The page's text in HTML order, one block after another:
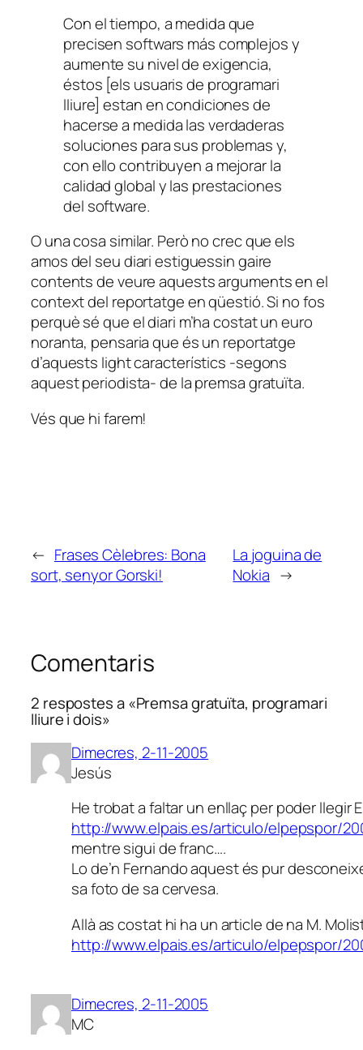
Con el tiempo, a medida que
precisen softwars más complejos y
aumente su nivel de exigencia,
éstos [els usuaris de programari
lliure] estan en condiciones de
hacerse a medida las verdaderas
soluciones para sus problemas y,
con ello contribuyen a mejorar la
calidad global y las prestaciones
del software.
O una cosa similar. Però no crec que els
amos del seu diari estiguessin gaire
contents de veure aquests arguments en el
context del reportatge en qüestió. Si no fos
perquè sé que el diari m’ha costat un euro
noranta, pensaria que és un reportatge
d’aquests lightcaracterístics -segons
aquest periodista- de la premsa gratuïta.
Vés que hi farem!
← Frases Cèlebres: Bona
sort, senyor Gorski!
La joguina de
Nokia →
Comentaris
2 respostes a «Premsa gratuïta, programari
lliure i dois»
Dimecres, 2-11-2005
Jesús
He trobat a faltar un enllaç per poder llegir
http://www.elpais.es/articulo/elpepspor/
mentre sigui de franc….
Lo de’n Fernando aquest és pur
sa foto de sa cervesa.
Allà as costat hi ha un article de na M.
http://www.elpais.es/articulo/elpepspor/
Dimecres, 2-11-2005
MC